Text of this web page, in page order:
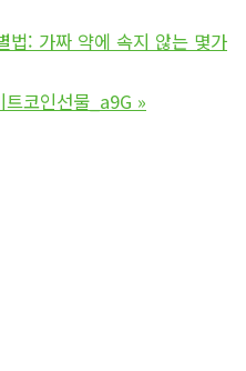
법: 가짜 약에 속지 않는 몇가
코인선물_a9G »